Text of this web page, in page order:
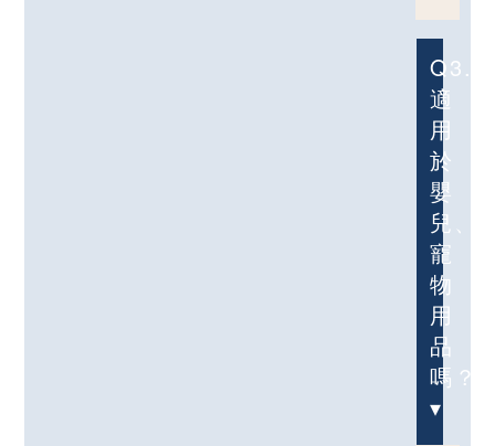
Q3.
適
用
於
嬰
兒、
寵
物
用
品
嗎？
▾